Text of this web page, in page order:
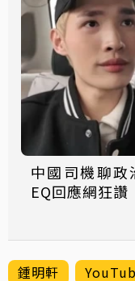
中國司機聊
EQ回應網狂讚
鍾明軒